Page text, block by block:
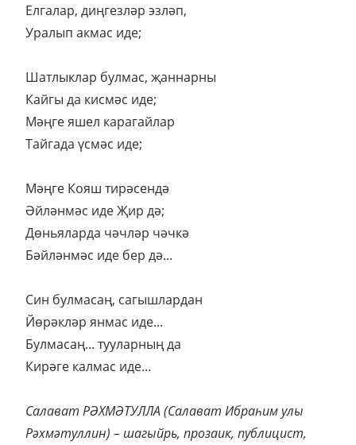
Елгалар, диңгезләр эзләп,
Уралып акмас иде;
Шатлыклар булмас, җаннарны
Кайгы да кисмәс иде;
Мәңге яшел карагайлар
Тайгада үсмәс иде;
Мәңге Кояш тирәсендә
Әйләнмәс иде Җир дә;
Дөньяларда чәчләр чәчкә
Бәйләнмәс иде бер дә...
Син булмасаң, сагышлардан
Йөрәкләр янмас иде...
Булмасаң... тууларның да
Кирәге калмас иде...
Салават РӘХМӘТУЛЛА (Салават Ибраһим улы
Рәхмәтуллин) – шагыйрь, прозаик, публицист,